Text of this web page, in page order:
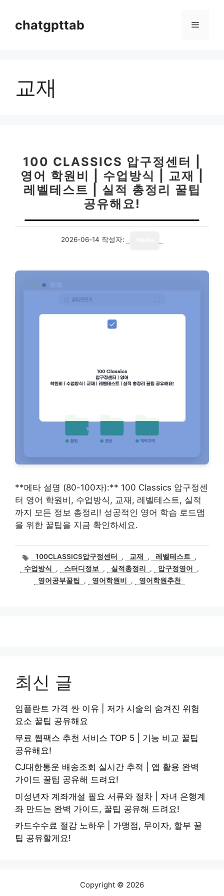
chatgpttab 메
교재
100 CLASSICS 압구정센터 |
영어 학원비 | 수업방식 | 교재 |
레벨테스트 | 실적 총정리 꿀팁
공유해요!
2026-06-14 작성자:
**메타 설명 (80-100자):** 100 Classics 압구정센
터 영어 학원비, 수업방식, 교재, 레벨테스트, 실적
까지 모든 정보 총정리! 성공적인 영어 학습 로드맵
을 위한 꿀팁을 지금 확인하세요.
태
그
100CLASSICS압구정센터 , 교재 , 레벨테스트 ,
수업방식
, 스터디정보 , 실적총정리 , 압구정영어
,
영어공부꿀팁
, 영어학원비 , 영어학원추천
최신 글
임플란트 가격 싼 이유 | 저가 시술의 숨겨진 위험
요소 꿀팁 공유해요
무료 웹팩스 추천 서비스 TOP 5 | 기능 비교 꿀팁
공유해요!
CJ대한통운 배송조회 실시간 추적 | 앱 활용 완벽
가이드 꿀팁 공유해 드려요!
미성년자 계좌개설 필요 서류와 절차 | 자녀 은행계
좌 만드는 완벽 가이드, 꿀팁 공유해 드려요!
카드수수료 절감 노하우 | 가맹점, 무이자, 할부 꿀
팁 공유할게요!
Copyright © 2026